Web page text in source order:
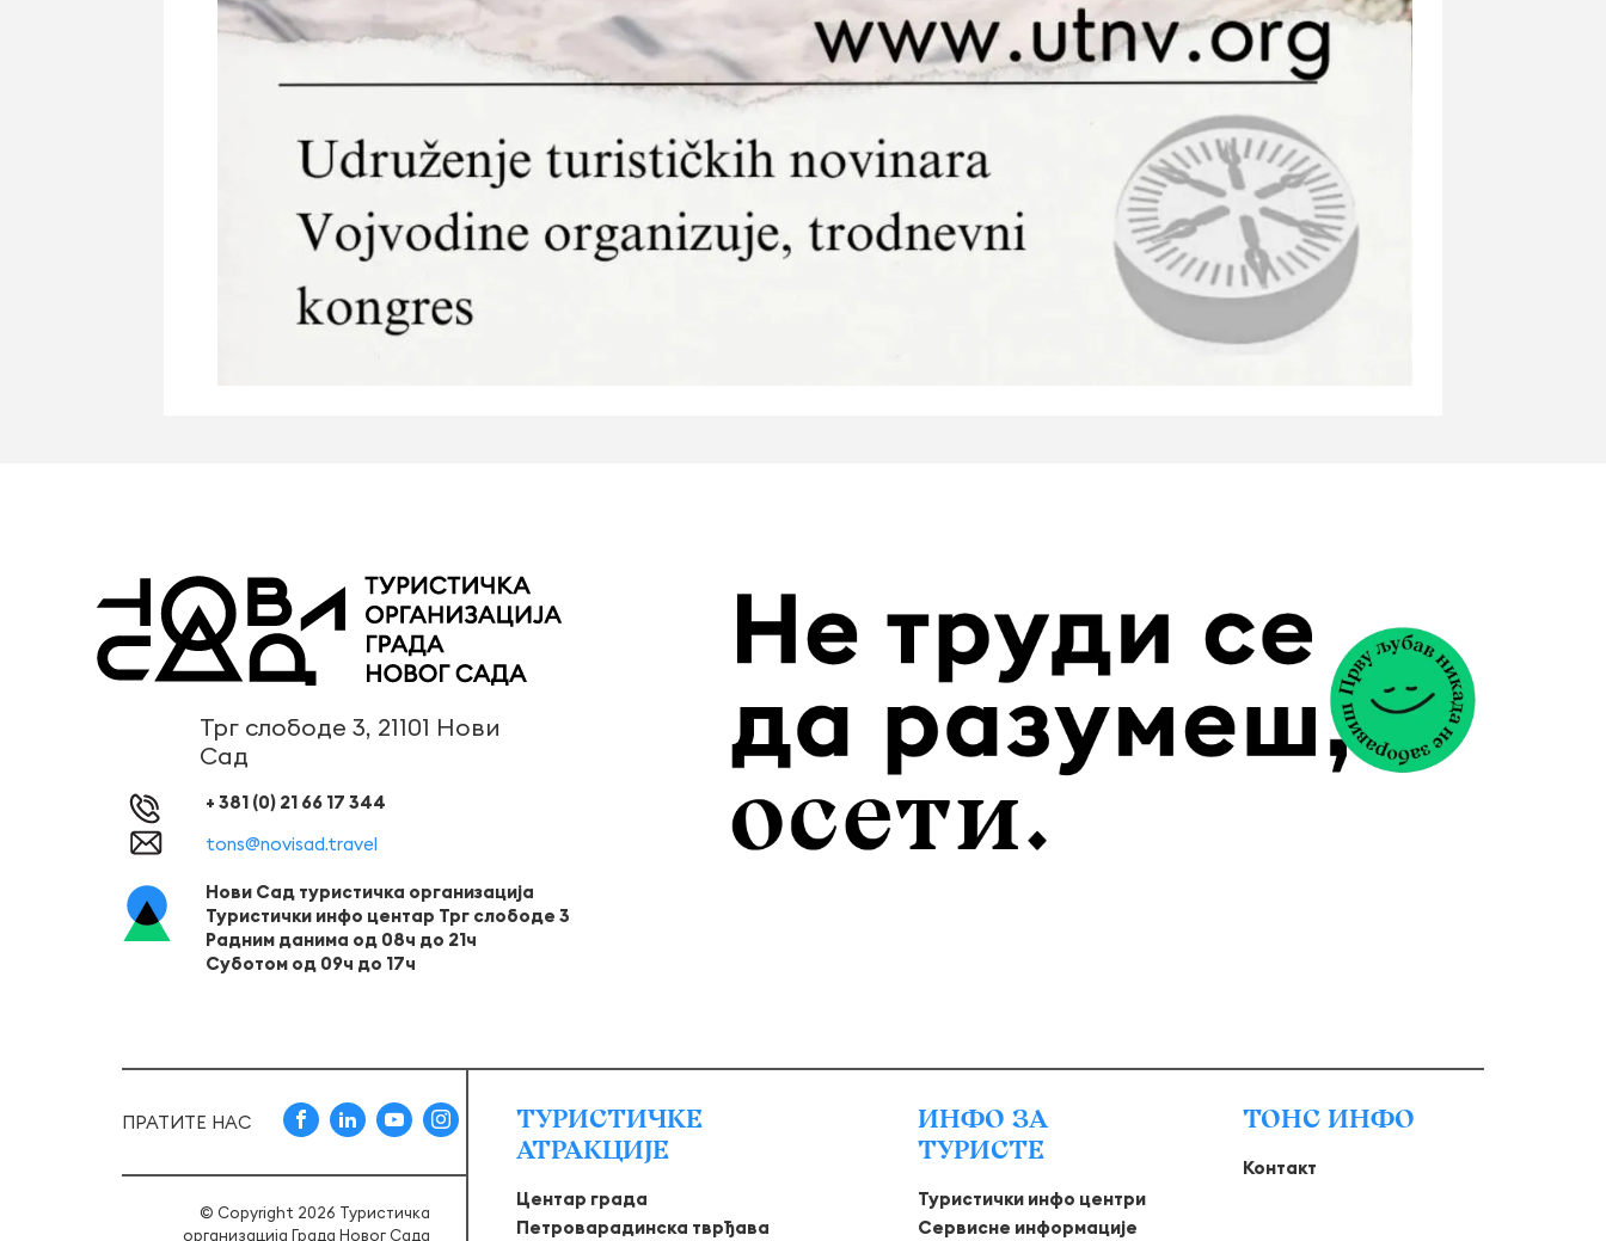
Трг слободе 3, 21101 Нови
Сад
+ 381 (0) 21 66 17 344
tons@novisad.travel
Нови Сад туристичка организација
Туристички инфо центар Трг слободе 3
Радним данима од 08ч до 21ч
Суботом од 09ч до 17ч
ПРАТИТЕ НАС
© Copyright 2026 Туристичка
организација Града Новог Сада
ТУРИСТИЧКЕ
АТРАКЦИЈЕ
Центар града
Петроварадинска тврђава
ИНФО ЗА
ТУРИСТЕ
Туристички инфо центри
Сервисне информације
ТОНС ИНФО
Контакт